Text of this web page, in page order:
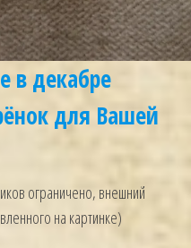
в декабре
для Вашей
ограничено, внешний
на картинке)